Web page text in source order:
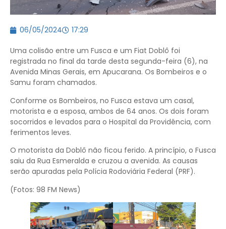
06/05/2024 17:29
Uma colisão entre um Fusca e um Fiat Doblô foi
registrada no final da tarde desta segunda-feira (6), na
Avenida Minas Gerais, em Apucarana. Os Bombeiros e o
Samu foram chamados.
Conforme os Bombeiros, no Fusca estava um casal,
motorista e a esposa, ambos de 64 anos. Os dois foram
socorridos e levados para o Hospital da Providência, com
ferimentos leves.
O motorista da Doblô não ficou ferido. A princípio, o Fusca
saiu da Rua Esmeralda e cruzou a avenida. As causas
serão apuradas pela Polícia Rodoviária Federal (PRF).
(Fotos: 98 FM News)